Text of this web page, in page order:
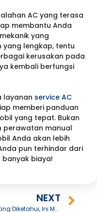
AC yang terasa
membantu Anda
yang
lengkap, tentu
kerusakan pada
kembali berfungsi
layanan service AC
memberi panduan
yang tepat. Bukan
perawatan manual
Anda akan lebih
pun terhindar dari
biaya!
NEXT
Penting Diketahui, Ini Masalah Mobil Matic yang Kerap Terjadi!